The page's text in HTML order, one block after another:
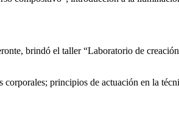
brindó el taller “Laboratorio de
principios de actuación en la